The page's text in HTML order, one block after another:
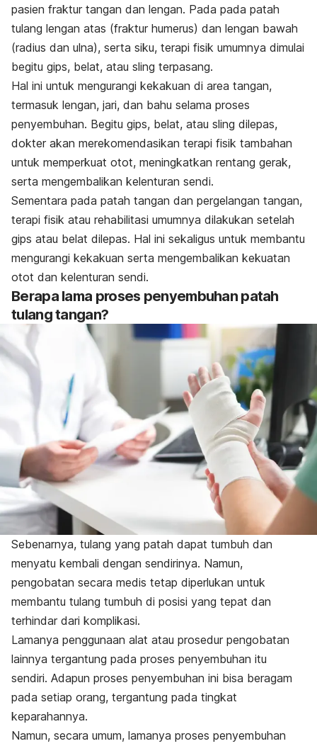
pasien fraktur tangan dan lengan. Pada pada patah
tulang lengan atas (fraktur humerus) dan lengan bawah
(radius dan ulna), serta siku, terapi fisik umumnya dimulai
begitu gips, belat, atau sling terpasang.
Hal ini untuk mengurangi kekakuan di area tangan,
termasuk lengan, jari, dan bahu selama proses
penyembuhan. Begitu gips, belat, atau sling dilepas,
dokter akan merekomendasikan terapi fisik tambahan
untuk memperkuat otot, meningkatkan rentang gerak,
serta mengembalikan kelenturan sendi.
Sementara pada patah tangan dan pergelangan tangan,
terapi fisik atau rehabilitasi umumnya dilakukan setelah
gips atau belat dilepas. Hal ini sekaligus untuk membantu
mengurangi kekakuan serta mengembalikan kekuatan
otot dan kelenturan sendi.
Berapa lama proses penyembuhan patah
tulang tangan?
Sebenarnya, tulang yang patah dapat tumbuh dan
menyatu kembali dengan sendirinya. Namun,
pengobatan secara medis tetap diperlukan untuk
membantu tulang tumbuh di posisi yang tepat dan
terhindar dari komplikasi.
Lamanya penggunaan alat atau prosedur pengobatan
lainnya tergantung pada proses penyembuhan itu
sendiri. Adapun proses penyembuhan ini bisa beragam
pada setiap orang, tergantung pada tingkat
keparahannya.
Namun, secara umum, lamanya proses penyembuhan